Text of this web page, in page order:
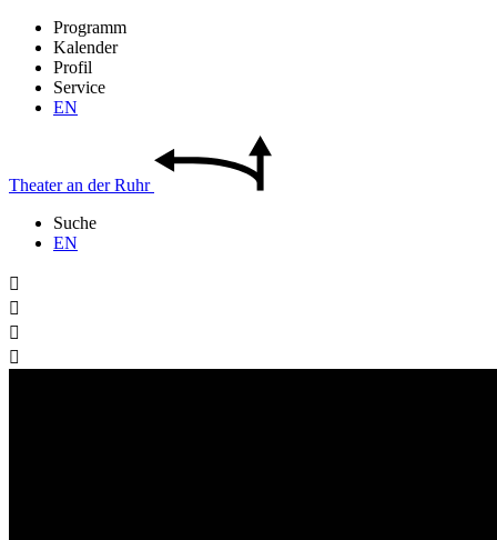
Programm
Kalender
Profil
Service
EN
Theateran derRuhr
Suche
EN



